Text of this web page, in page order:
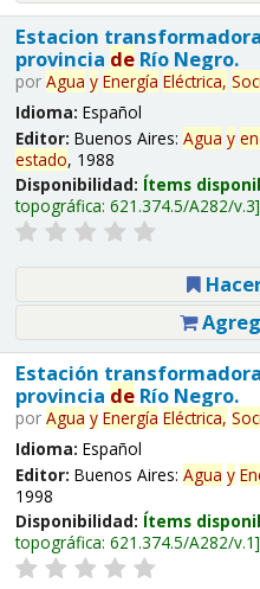
Estacion
provincia deRío Negro.
por Agua y Energía Eléctrica,
Idioma: Español
Editor: Buenos Aires: Agua y
estado, 1988
Disponibilidad: Ítems
topográfica: 621.374.5/A282/v.3
Estación
provincia deRío Negro.
por Agua y Energía Eléctrica,
Idioma: Español
Editor: Buenos Aires: Agua y
1998
Disponibilidad: Ítems
topográfica: 621.374.5/A282/v.1